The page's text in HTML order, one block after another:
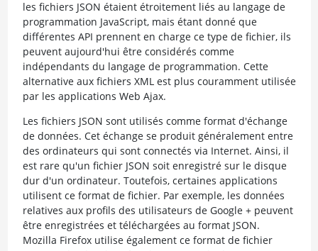
les fichiers JSON étaient étroitement liés au langage de
programmation JavaScript, mais étant donné que
différentes API prennent en charge ce type de fichier, ils
peuvent aujourd'hui être considérés comme
indépendants du langage de programmation. Cette
alternative aux fichiers XML est plus couramment utilisée
par les applications Web Ajax.
Les fichiers JSON sont utilisés comme format d'échange
de données. Cet échange se produit généralement entre
des ordinateurs qui sont connectés via Internet. Ainsi, il
est rare qu'un fichier JSON soit enregistré sur le disque
dur d'un ordinateur. Toutefois, certaines applications
utilisent ce format de fichier. Par exemple, les données
relatives aux profils des utilisateurs de Google + peuvent
être enregistrées et téléchargées au format JSON.
Mozilla Firefox utilise également ce format de fichier